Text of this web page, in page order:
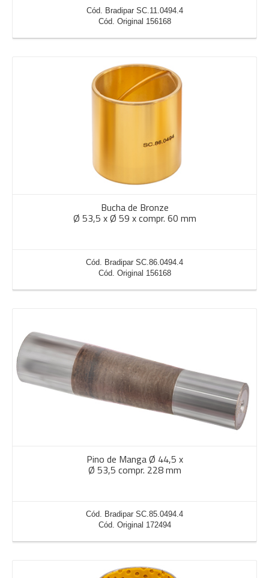
Cód. Bradipar SC.11.0494.4
Cód. Original 156168
Bucha de Bronze
Ø 53,5 x Ø 59 x compr. 60 mm
Cód. Bradipar SC.86.0494.4
Cód. Original 156168
Pino de Manga Ø 44,5 x
Ø 53,5 compr. 228 mm
Cód. Bradipar SC.85.0494.4
Cód. Original 172494